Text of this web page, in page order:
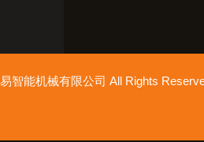
智能机械有限公司 All Rights